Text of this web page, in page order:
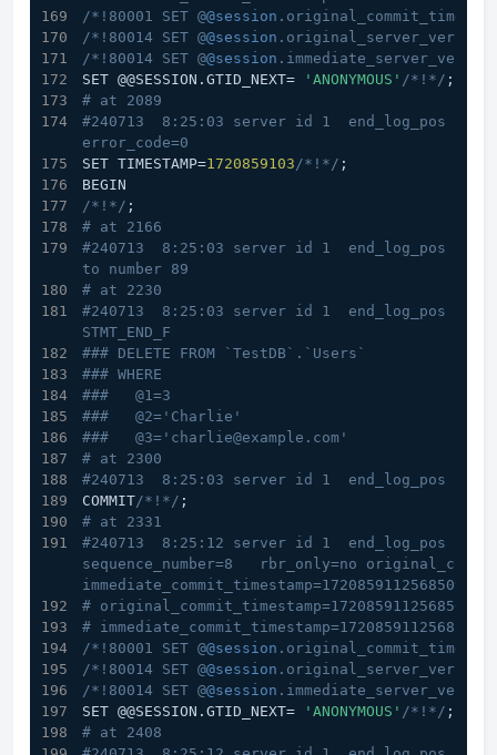
/*!80001 SET @@session
/*!80014 SET @@session
/*!80014 SET @@session
SET @@SESSION.GTID_NEXT=
'ANONYMOUS' /*!*/ ;
# at 2089
#240713  8:25:03 server id 1  end_log_pos 2166
error_code=0
SET TIMESTAMP=1720859103/*!*/ ;
BEGIN
/*!*/ ;
# at 2166
#240713  8:25:03 server id 1  end_log_pos 2230
to number 89
# at 2230
#240713  8:25:03 server id 1  end_log_pos
STMT_END_F
### DELETE FROM `TestDB`.`Users`
### WHERE
###   @1=3
###   @2='Charlie'
###   @3='charlie@example.com'
# at 2300
#240713  8:25:03 server id 1  end_log_pos
COMMIT/*!*/ ;
# at 2331
#240713  8:25:12 server id 1  end_log_pos 2408
sequence_number=8   rbr_only=no
immediate_commit_timestamp=1720859112568509
# original_commit_timestamp=1720859112568509
#
/*!80001 SET @@session
/*!80014 SET @@session
/*!80014 SET @@session
SET @@SESSION.GTID_NEXT=
'ANONYMOUS' /*!*/ ;
# at 2408